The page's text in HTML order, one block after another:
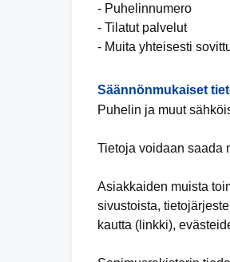
- Puhelinnumero
- Tilatut palvelut
- Muita yhteisesti
Säännönmukaiset
Puhelin ja muut
Tietoja voidaan saada
Asiakkaiden muista
sivustoista,
kautta (linkki),